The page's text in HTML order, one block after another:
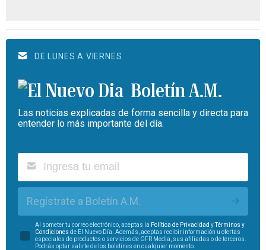
DE LUNES A VIERNES
Boletín A.M.
Las noticias explicadas de forma sencilla y directa para
entender lo más importante del día.
Regístrate a Boletín A.M.
Al someter tu correo electrónico, aceptas la Política de Privacidad yTérminos y
Condiciones de El Nuevo Día. Además, aceptas recibir información u ofertas
especiales de productos o servicios de GFR Media, sus afiliadas o de terceros.
Podrás optar salirte de los boletines en cualquier momento.